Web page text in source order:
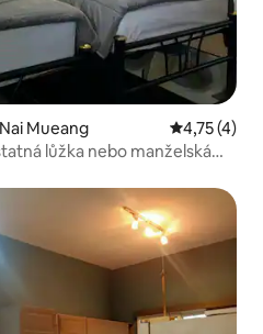
Mueang Průměrné
4,75 (4)
lůžka nebo manželská